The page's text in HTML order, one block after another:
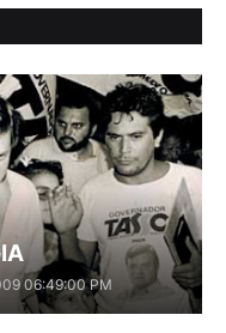
06:49:00 PM